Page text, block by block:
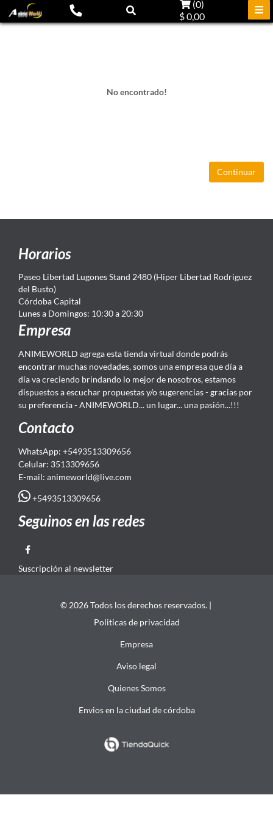
(0)
$ 0,00
No encontrado!
Continuar
Horarios
Paseo Libertad Lugones Stand 2480 (Hiper Libertad Rodriguez
del Busto)
Córdoba Capital
Lunes a Domingos: 10:30 a 20:30
Empresa
ANIMEWORLD agrega esta tienda virtual donde podrás
encontrar muchas novedades, somos una empresa que día a
día va creciendo brindando lo mejor de nosotros, estamos
dispuestos a escuchar propuestas y/o sugerencias - gracias por
su preferencia - ANIMEWORLD... un lugar... una pasión...!!!
Contacto
WhatsApp: +5493513309656
Celular: 3513309656
E-mail: animeworld@live.com
+5493513309656
Seguinos en las redes
Suscripción al newsletter
© 2026 Todos los derechos reservados. |
Politicas de privacidad
Empresa
Aviso legal
Quienes Somos
Envios en la ciudad de córdoba